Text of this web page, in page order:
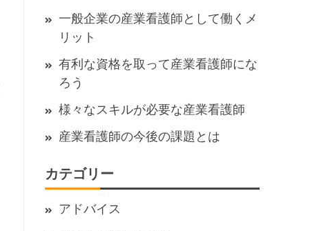
一般企業の産業看護師として働くメ
リット
有利な資格を取って産業看護師にな
ろう
様々なスキルが必要な産業看護師
産業看護師の今後の課題とは
カテゴリー
アドバイス